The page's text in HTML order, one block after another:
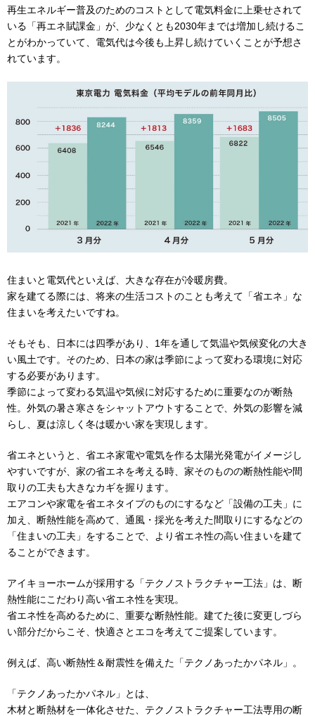
再生エネルギー普及のためのコストとして電気料金に上乗せされて
いる「再エネ賦課金」が、少なくとも2030年までは増加し続けるこ
とがわかっていて、電気代は今後も上昇し続けていくことが予想さ
れています。
住まいと電気代といえば、大きな存在が冷暖房費。
家を建てる際には、将来の生活コストのことも考えて「省エネ」な
住まいを考えたいですね。
そもそも、日本には四季があり、1年を通して気温や気候変化の大き
い風土です。そのため、日本の家は季節によって変わる環境に対応
する必要があります。
季節によって変わる気温や気候に対応するために重要なのが断熱
性。外気の暑さ寒さをシャットアウトすることで、外気の影響を減
らし、夏は涼しく冬は暖かい家を実現します。
省エネというと、省エネ家電や電気を作る太陽光発電がイメージし
やすいですが、家の省エネを考える時、家そのものの断熱性能や間
取りの工夫も大きなカギを握ります。
エアコンや家電を省エネタイプのものにするなど「設備の工夫」に
加え、断熱性能を高めて、通風・採光を考えた間取りにするなどの
「住まいの工夫」をすることで、より省エネ性の高い住まいを建て
ることができます。
アイキョーホームが採用する「テクノストラクチャー工法」は、断
熱性能にこだわり高い省エネ性を実現。
省エネ性を高めるために、重要な断熱性能。建てた後に変更しづら
い部分だからこそ、快適さとエコを考えてご提案しています。
例えば、高い断熱性＆耐震性を備えた「テクノあったかパネル」。
「テクノあったかパネル」とは、
木材と断熱材を一体化させた、テクノストラクチャー工法専用の断